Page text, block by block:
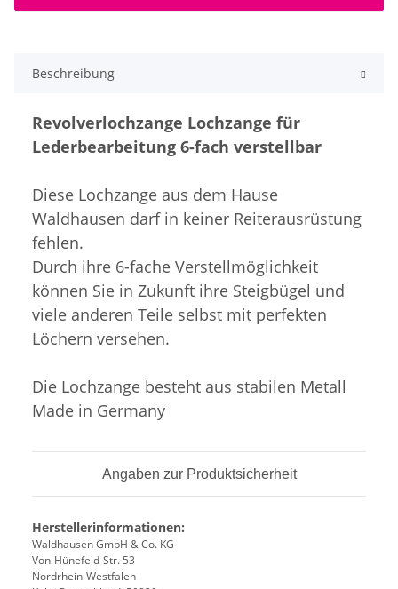
Beschreibung
Revolverlochzange Lochzange für
Lederbearbeitung 6-fach verstellbar
Diese Lochzange aus dem Hause
Waldhausen darf in keiner Reiterausrüstung
fehlen.
Durch ihre 6-fache Verstellmöglichkeit
können Sie in Zukunft ihre Steigbügel und
viele anderen Teile selbst mit perfekten
Löchern versehen.
Die Lochzange besteht aus stabilen Metall
Made in Germany
Angaben zur Produktsicherheit
Herstellerinformationen:
Waldhausen GmbH & Co. KG
Von-Hünefeld-Str. 53
Nordrhein-Westfalen